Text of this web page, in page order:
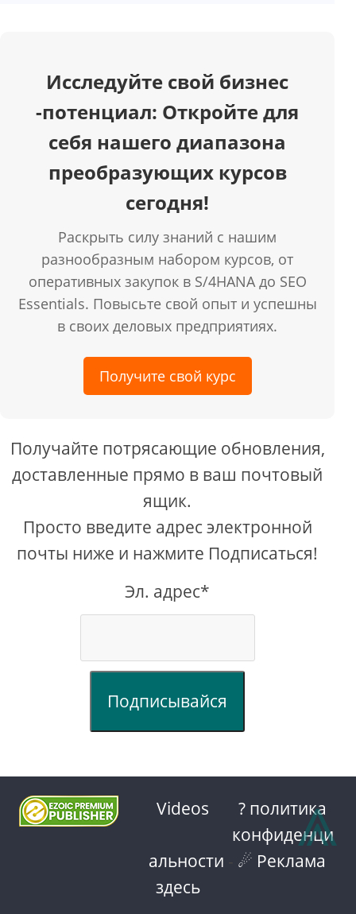
Исследуйте свой бизнес
-потенциал: Откройте для
себя нашего диапазона
преобразующих курсов
сегодня!
Раскрыть силу знаний с нашим
разнообразным набором курсов, от
оперативных закупок в S/4HANA до SEO
Essentials. Повысьте свой опыт и успешны
в своих деловых предприятиях.
Получите свой курс
Получайте потрясающие обновления,
доставленные прямо в ваш почтовый
ящик.
Просто введите адрес электронной
почты ниже и нажмите Подписаться!
Эл. адрес*
Подписывайся
Videos
? политика
конфиденци
альности
☄ Реклама
здесь
⩓